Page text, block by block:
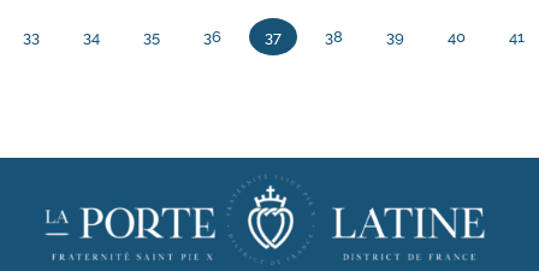
33 34 35 36 37 38 39 40 41